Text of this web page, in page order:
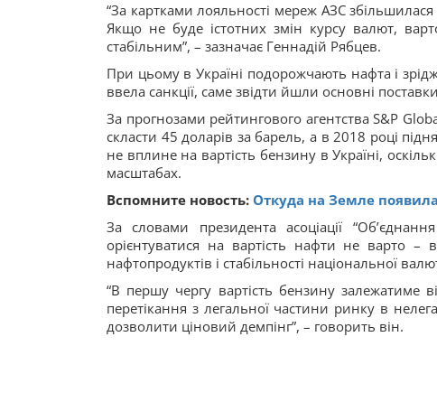
“За картками лояльності мереж АЗС
Якщо не буде істотних змін курсу валют,
стабільним”, – зазначає Геннадій Рябцев.
При цьому в Україні подорожчають нафта і
ввела санкції, саме звідти йшли основні
За прогнозами рейтингового агентства S&P
скласти 45 доларів за барель, а в 2018 році
не вплине на вартість бензину в Україні,
масштабах.
Вспомните новость: Откуда на Земле
За словами президента асоціації
орієнтуватися на вартість нафти не варто –
нафтопродуктів і стабільності національної
“В першу чергу вартість бензину
перетікання з легальної частини ринку в
дозволити ціновий демпінг”, – говорить він.